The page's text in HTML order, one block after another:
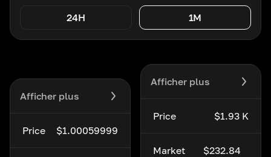
24H 1M
Afficher plus
Price $1.00059999
Afficher plus
Price $1.93 K
Market
$232.84